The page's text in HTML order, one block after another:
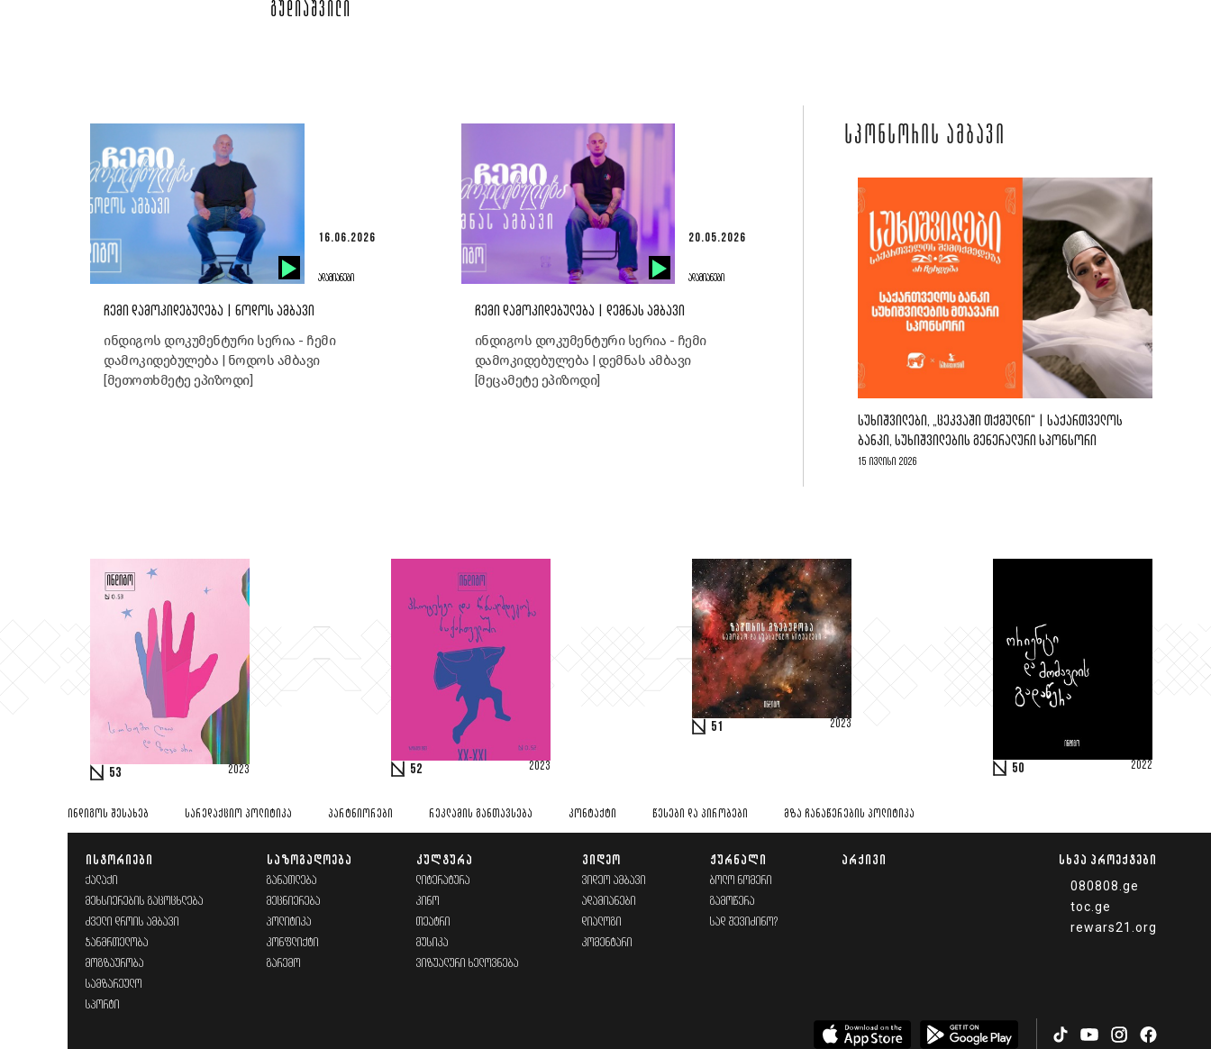
ᲒᲣᲓᲘᲐᲨᲕᲘᲚᲘ
16.06.2026
ᲐᲓᲐᲛᲘᲐᲜᲔᲑᲘ
ᲩᲔᲛᲘ ᲓᲐᲛᲝᲙᲘᲓᲔᲑᲣᲚᲔᲑᲐ | ᲜᲝᲓᲝᲡ ᲐᲛᲑᲐᲕᲘ
ინდიგოს დოკუმენტური სერია - ჩემი
დამოკიდებულება | ნოდოს ამბავი
[მეთოთხმეტე ეპიზოდი]
20.05.2026
ᲐᲓᲐᲛᲘᲐᲜᲔᲑᲘ
ᲩᲔᲛᲘ ᲓᲐᲛᲝᲙᲘᲓᲔᲑᲣᲚᲔᲑᲐ | ᲓᲔᲛᲜᲐᲡ ᲐᲛᲑᲐᲕᲘ
ინდიგოს დოკუმენტური სერია - ჩემი
დამოკიდებულება | დემნას ამბავი
[მეცამეტე ეპიზოდი]
ᲡᲞᲝᲜᲡᲝᲠᲘᲡ ᲐᲛᲑᲐᲕᲘ
ᲡᲣᲮᲘᲨᲕᲘᲚᲔᲑᲘ, „ᲪᲔᲙᲕᲐᲨᲘ ᲗᲥᲛᲣᲚᲜᲘ“ | ᲡᲐᲥᲐᲠᲗᲕᲔᲚᲝᲡ
ᲑᲐᲜᲙᲘ, ᲡᲣᲮᲘᲨᲕᲘᲚᲔᲑᲘᲡ ᲒᲔᲜᲔᲠᲐᲚᲣᲠᲘ ᲡᲞᲝᲜᲡᲝᲠᲘ
15 ივლისი 2026
53 2023 52 2023
51 2023
50 2022
ᲘᲜᲓᲘᲒᲝᲡ ᲨᲔᲡᲐᲮᲔᲑ ᲡᲐᲠᲔᲓᲐᲥᲪᲘᲝ ᲞᲝᲚᲘᲢᲘᲙᲐ ᲞᲐᲠᲢᲜᲘᲝᲠᲔᲑᲘ ᲠᲔᲙᲚᲐᲛᲘᲡ ᲒᲐᲜᲗᲐᲕᲡᲔᲑᲐ ᲙᲝᲜᲢᲐᲥᲢᲘ ᲬᲔᲡᲔᲑᲘ ᲓᲐ ᲞᲘᲠᲝᲑᲔᲑᲘ ᲛᲖᲐ ᲩᲐᲜᲐᲬᲔᲠᲔᲑᲘᲡ ᲞᲝᲚᲘᲢᲘᲙᲐ
ᲘᲡᲢᲝᲠᲘᲔᲑᲘ
ᲥᲐᲚᲐᲥᲘ
ᲛᲔᲮᲡᲘᲔᲠᲔᲑᲘᲡ ᲒᲐᲪᲝᲪᲮᲚᲔᲑᲐ
ᲫᲕᲔᲚᲘ ᲓᲠᲝᲘᲡ ᲐᲛᲑᲐᲕᲘ
ᲯᲐᲜᲛᲠᲗᲔᲚᲝᲑᲐ
ᲛᲝᲒᲖᲐᲣᲠᲝᲑᲐ
ᲡᲐᲛᲖᲐᲠᲔᲣᲚᲝ
ᲡᲞᲝᲠᲢᲘ
ᲡᲐᲖᲝᲒᲐᲓᲝᲔᲑᲐ
ᲒᲐᲜᲐᲗᲚᲔᲑᲐ
ᲛᲔᲪᲜᲘᲔᲠᲔᲑᲐ
ᲞᲝᲚᲘᲢᲘᲙᲐ
ᲙᲝᲜᲤᲚᲘᲥᲢᲘ
ᲒᲐᲠᲔᲛᲝ
ᲙᲣᲚᲢᲣᲠᲐ
ᲚᲘᲢᲔᲠᲐᲢᲣᲠᲐ
ᲙᲘᲜᲝ
ᲗᲔᲐᲢᲠᲘ
ᲛᲣᲡᲘᲙᲐ
ᲕᲘᲖᲣᲐᲚᲣᲠᲘ ᲮᲔᲚᲝᲕᲜᲔᲑᲐ
ᲕᲘᲓᲔᲝ
ᲕᲘᲓᲔᲝ ᲐᲛᲑᲐᲕᲘ
ᲐᲓᲐᲛᲘᲐᲜᲔᲑᲘ
ᲓᲘᲐᲚᲝᲒᲘ
ᲙᲝᲛᲔᲜᲢᲐᲠᲘ
ᲟᲣᲠᲜᲐᲚᲘ
ᲑᲝᲚᲝ ᲜᲝᲛᲔᲠᲘ
ᲒᲐᲛᲝᲬᲔᲠᲐ
ᲡᲐᲓ ᲨᲔᲕᲘᲫᲘᲜᲝ?
ᲐᲠᲥᲘᲕᲘ ᲡᲮᲕᲐ ᲞᲠᲝᲔᲥᲢᲔᲑᲘ
080808.ge
toc.ge
rewars21.org